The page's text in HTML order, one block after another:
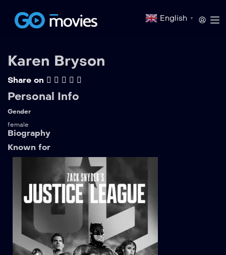
English ▼
Karen Bryson
Share on
Personal Info
Gender
female
Biography
Known for